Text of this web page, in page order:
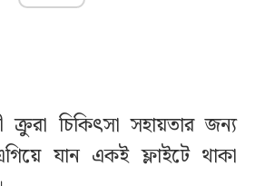
ক্রুরা চিকিৎসা সহায়তার জন্য
যান একই ফ্লাইটে থাকা